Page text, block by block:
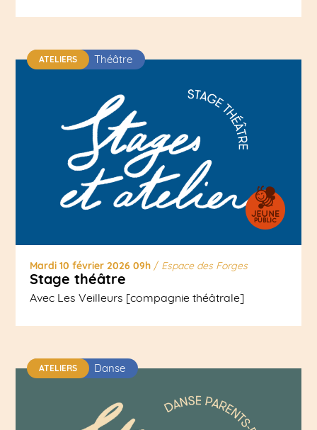
Mardi 10 février 2026 09h/ Espace des Forges
Stage théâtre
Avec Les Veilleurs [compagnie théâtrale]
ATELIERS Théâtre
ATELIERS Danse